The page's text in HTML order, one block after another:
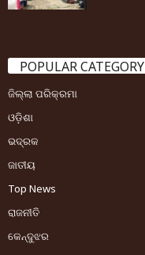
POPULAR CATEGORY
ଜିଲ୍ଲା ପରିକ୍ରମା
ଓଡ଼ିଶା
ଭଦ୍ରକ
ଜାତୀୟ
Top News
ରାଜନୀତି
କେନ୍ଦୁଝର